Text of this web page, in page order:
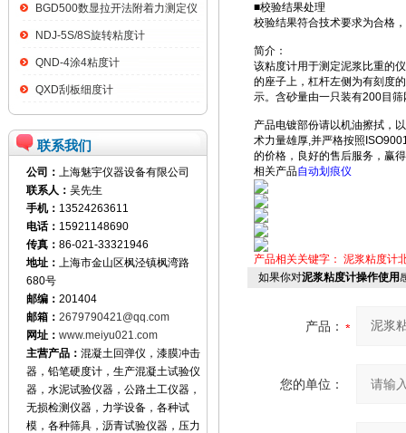
BGD500数显拉开法附着力测定仪
NDJ-5S/8S旋转粘度计
QND-4涂4粘度计
QXD刮板细度计
联系我们
公司： 上海魅宇仪器设备有限公司
联系人： 吴先生
手机： 13524263611
电话： 15921148690
传真： 86-021-33321946
地址： 上海市金山区枫泾镇枫湾路
680号
邮编： 201404
邮箱： 2679790421@qq.com
网址： www.meiyu021.com
主营产品： 混凝土回弹仪，漆膜冲击
器，铅笔硬度计，生产混凝土试验仪
器，水泥试验仪器，公路土工仪器，
无损检测仪器，力学设备，各种试
模，各种筛具，沥青试验仪器，压力
■校验结果处理
校验结果符合技术要求为合格
简介：
该粘度计用于测定泥浆比重的
的座子上，杠杆左侧为有刻度
示。含砂量由一只装有200目
产品电镀部份请以机油擦拭，
术力量雄厚,并严格按照
的价格，良好的售后服务，赢
相关产品自动划痕仪
产品相关关键字： 泥浆粘度计
如果你对泥浆粘度计操作使用
产品：
您的单位：